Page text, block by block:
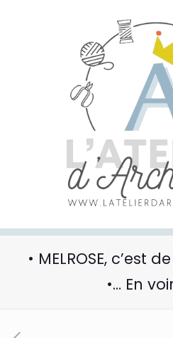
• MELROSE, c’est
•… En